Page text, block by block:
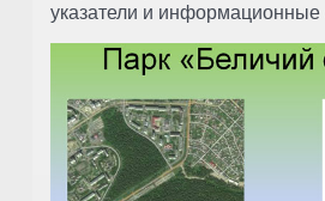
указатели и информационные